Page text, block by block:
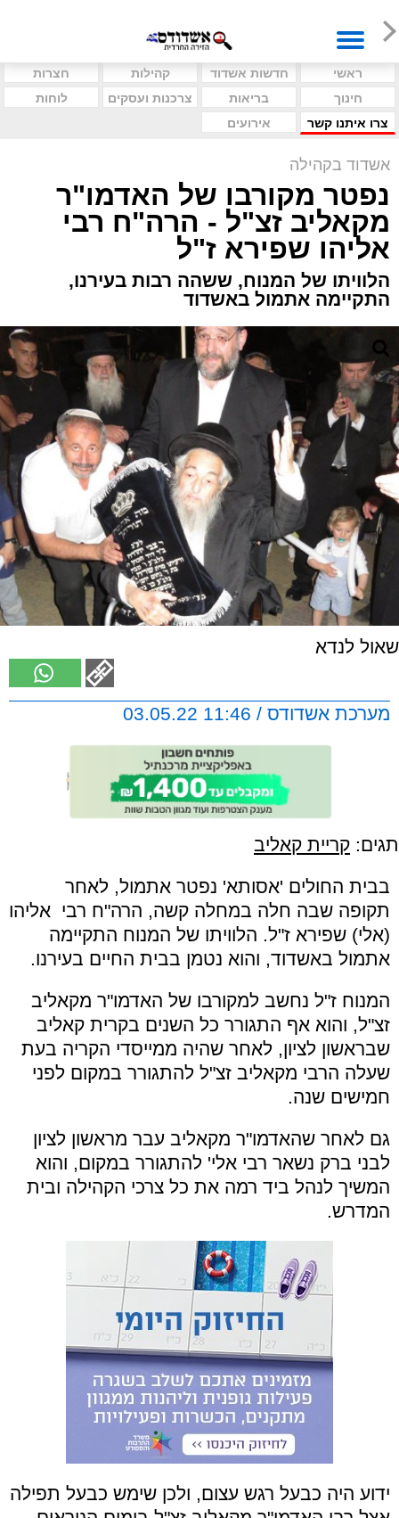
ראשי חדשות אשדוד קהילות
חצרות
חינוך
בריאות צרכנות ועסקים
לוחות
צרו איתנו קשר
אירועים
אשדוד בקהילה
נפטר מקורבו של האדמו"ר
מקאליב זצ"ל - הרה"ח רבי
אליהו שפירא ז"ל
הלוויתו של המנוח, ששהה רבות בעירנו,
התקיימה אתמול באשדוד
שאול לנדא
מערכת אשדודס / 11:46 03.05.22
תגים: קריית קאליב
בבית החולים 'אסותא' נפטר אתמול, לאחר
תקופה שבה חלה במחלה קשה, הרה"ח רבי אליהו
(אלי) שפירא ז"ל. הלוויתו של המנוח התקיימה
אתמול באשדוד, והוא נטמן בבית החיים בעירנו.
המנוח ז"ל נחשב למקורבו של האדמו"ר מקאליב
זצ"ל, והוא אף התגורר כל השנים בקרית קאליב
שבראשון לציון, לאחר שהיה ממייסדי הקריה בעת
שעלה הרבי מקאליב זצ"ל להתגורר במקום לפני
חמישים שנה.
גם לאחר שהאדמו"ר מקאליב עבר מראשון לציון
לבני ברק נשאר רבי אלי' להתגורר במקום, והוא
המשיך לנהל ביד רמה את כל צרכי הקהילה ובית
המדרש.
ידוע היה כבעל רגש עצום, ולכן שימש כבעל תפילה